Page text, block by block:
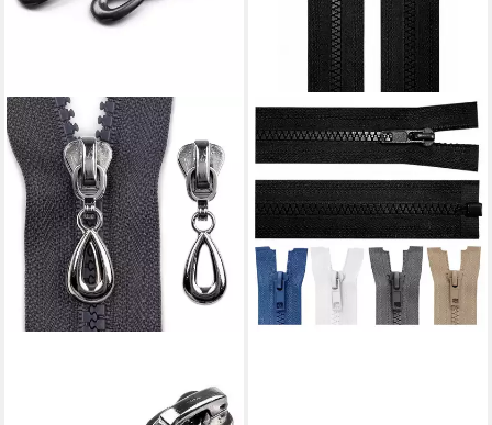
Reißverschluss Zipper 5mm
MADDMA
Reißverschluss 1 Profil-
Reißverschluss 5mm 95cm
teilbar Autolock Farbwahl,
schwarz
3,09 €
lieferbar - in 3-4 Werktagen bei dir